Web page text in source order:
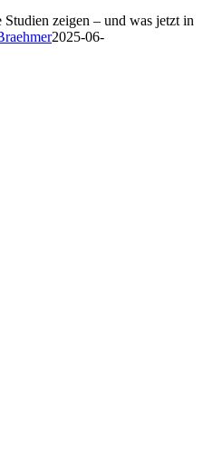
zeigen – und was jetzt in
2025-06-